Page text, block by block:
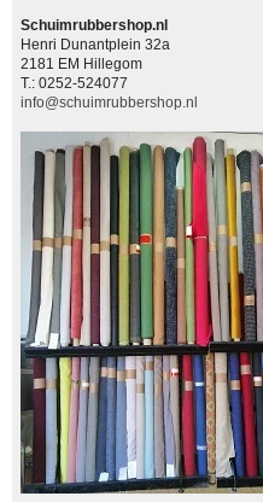
Schuimrubbershop.nl
Henri Dunantplein 32a
2181 EM Hillegom
T.: 0252-524077
info@schuimrubbershop.nl